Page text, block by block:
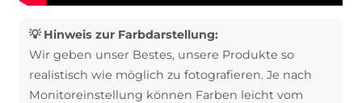
💡 Hinweis zur Farbdarstellung:
Wir geben unser Bestes, unsere Produkte so
realistisch wie möglich zu fotografieren. Je nach
Monitoreinstellung können Farben leicht vom